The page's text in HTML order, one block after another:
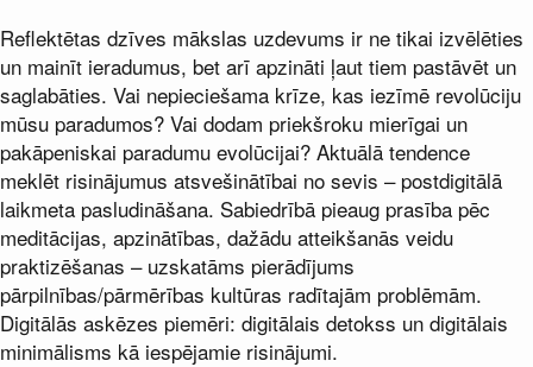
Reflektētas dzīves mākslas uzdevums ir ne tikai izvēlēties
un mainīt ieradumus, bet arī apzināti ļaut tiem pastāvēt un
saglabāties. Vai nepieciešama krīze, kas iezīmē revolūciju
mūsu paradumos? Vai dodam priekšroku mierīgai un
pakāpeniskai paradumu evolūcijai? Aktuālā tendence
meklēt risinājumus atsvešinātībai no sevis – postdigitālā
laikmeta pasludināšana. Sabiedrībā pieaug prasība pēc
meditācijas, apzinātības, dažādu atteikšanās veidu
praktizēšanas – uzskatāms pierādījums
pārpilnības/pārmērības kultūras radītajām problēmām.
Digitālās askēzes piemēri: digitālais detokss un digitālais
minimālisms kā iespējamie risinājumi.